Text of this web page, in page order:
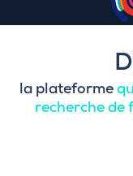
la plateforme
recherche de